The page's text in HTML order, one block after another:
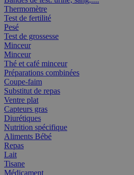
Thermomètre
Test de fertilité
Pesé
Test de grossesse
Minceur
Minceur
Thé et café minceur
Préparations combinées
Coupe-faim
Substitut de repas
Ventre plat
Capteurs gras
Diurétiques
Nutrition spécifique
Aliments Bébé
Repas
Lait
Tisane
Médicament